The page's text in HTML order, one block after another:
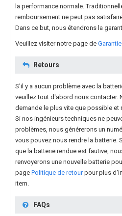
la performance normale.
remboursement ne peut pas
Dans ce but, nous étendrons la
Veuillez visiter notre page de Garantie
Retours
S'il y a aucun problème avec la
veuillez tout d'abord nous contacter.
demande le plus vite que possible
Si nos ingénieurs techniques ne
problèmes, nous générerons un
vous pouvez nous rendre la batterie.
que la batterie rendue est fautive,
renvoyerons une nouvelle batterie
page Politique de retourpour plus
item.
FAQs